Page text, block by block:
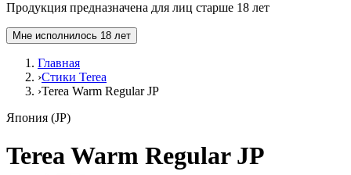
Продукция предназначена для лиц старше 18 лет
Мне исполнилось 18 лет
Главная
›Стики Terea
›Terea Warm Regular JP
Япония (JP)
Terea Warm Regular JP